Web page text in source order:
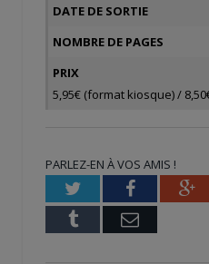
DATE DE SORTIE
NOMBRE DE PAGES
PRIX
5,95€ (format kiosque) /
PARLEZ-EN À VOS AMIS !
TwitterFacebook
Tumblr Email